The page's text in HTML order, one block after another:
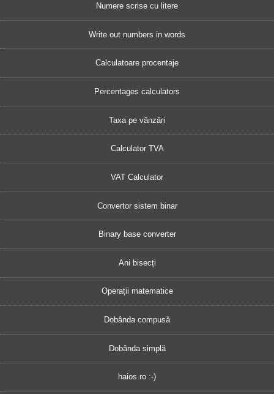
Numere scrise cu litere
Write out numbers in words
Calculatoare procentaje
Percentages calculators
Taxa pe vânzări
Calculator TVA
VAT Calculator
Convertor sistem binar
Binary base converter
Ani bisecți
Operații matematice
Dobânda compusă
Dobânda simplă
haios.ro :-)